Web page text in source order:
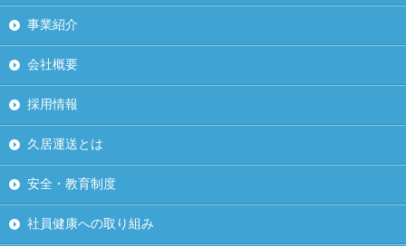
事業紹介
会社概要
採用情報
久居運送とは
安全・教育制度
社員健康への取り組み